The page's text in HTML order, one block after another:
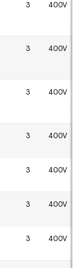
3 400V
3 400V
3 400V
3 400V
3 400V
3 400V
3 400V